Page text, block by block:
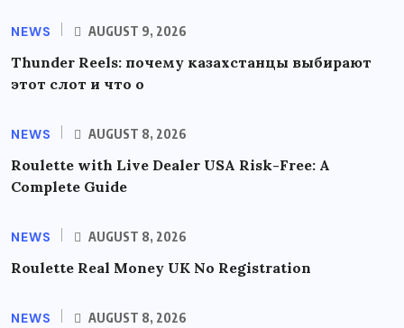
NEWS AUGUST 9, 2026
Thunder Reels: почему казахстанцы выбирают
этот слот и что о
NEWS AUGUST 8, 2026
Roulette with Live Dealer USA Risk-Free: A
Complete Guide
NEWS AUGUST 8, 2026
Roulette Real Money UK No Registration
NEWS AUGUST 8, 2026